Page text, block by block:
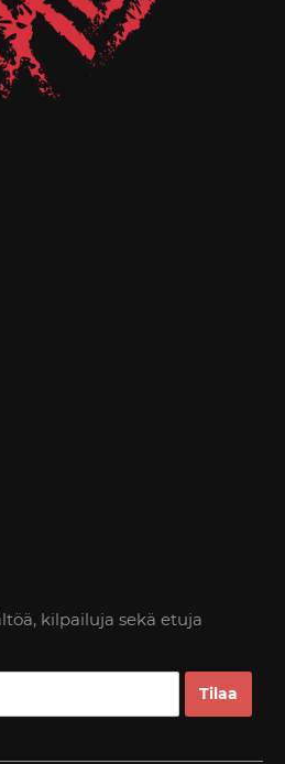
kilpailuja sekä etuja